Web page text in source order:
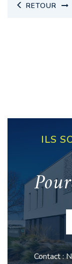
RETOUR
ILS
Contact :